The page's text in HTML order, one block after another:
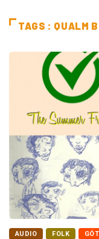
TAGS : QUALM
AUDIO FOLK